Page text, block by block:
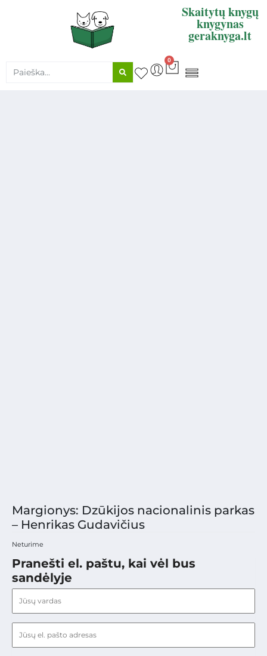
Skaitytų knygų
knygynas
geraknyga.lt
0
Margionys: Dzūkijos nacionalinis parkas
– Henrikas Gudavičius
Neturime
Pranešti el. paštu, kai vėl bus
sandėlyje